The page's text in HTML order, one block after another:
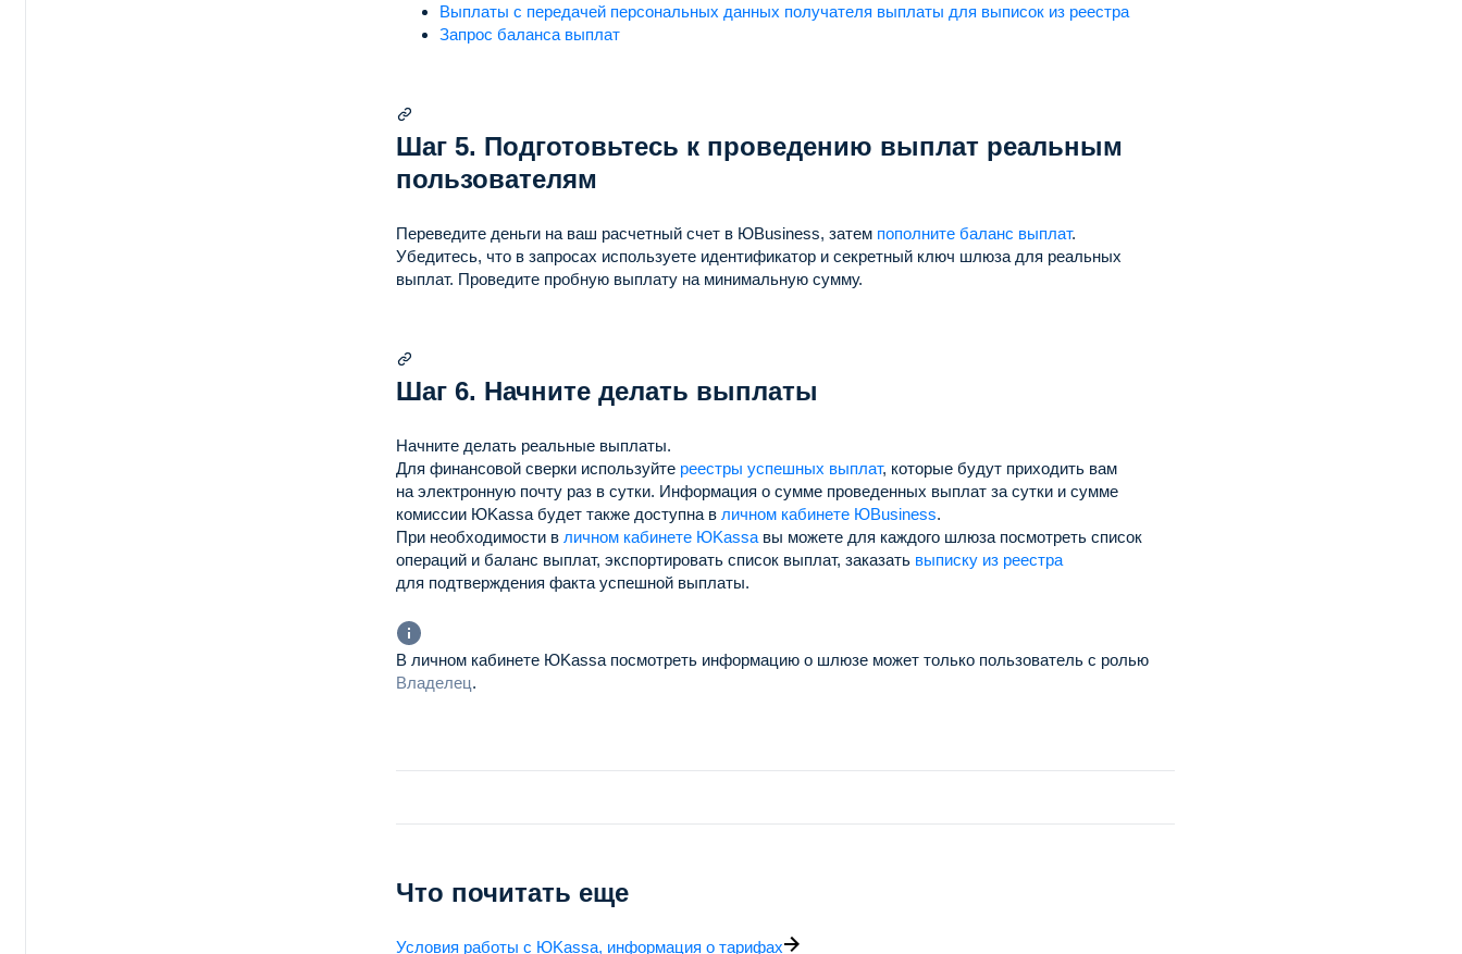
Выплаты с передачей персональных данных получателя выплаты для выписок из реестра
Запрос баланса выплат
Шаг 5. Подготовьтесь к проведению выплат реальным
пользователям
Переведите деньги на ваш расчетный счет в ЮBusiness, затем пополните баланс выплат.
Убедитесь, что в запросах используете идентификатор и секретный ключ шлюза для реальных
выплат. Проведите пробную выплату на минимальную сумму.
Шаг 6. Начните делать выплаты
Начните делать реальные выплаты.
Для финансовой сверки используйте реестры успешных выплат, которые будут приходить вам
на электронную почту раз в сутки. Информация о сумме проведенных выплат за сутки и сумме
комиссии ЮKassa будет также доступна в личном кабинете ЮBusiness.
При необходимости в личном кабинете ЮKassa вы можете для каждого шлюза посмотреть список
операций и баланс выплат, экспортировать список выплат, заказать выписку из реестра
для подтверждения факта успешной выплаты.
В личном кабинете ЮKassa посмотреть информацию о шлюзе может только пользователь с ролью
Владелец.
Что почитать еще
Условия работы с ЮKassa, информация о тарифах